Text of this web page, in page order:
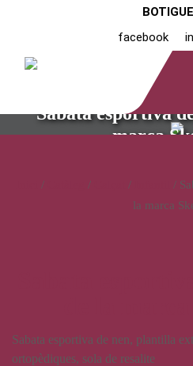
facebook
Sabata esportiva
marca
/ / /
/
la marca
Sabata esportiva de nen, plantilla
ortopèdiques, sola de resalite